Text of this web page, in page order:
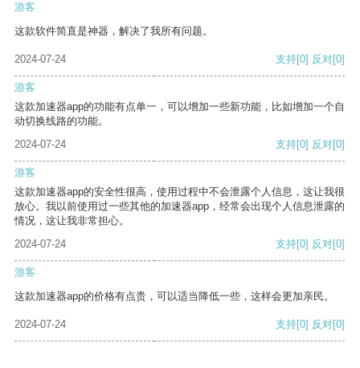
游客
这款软件简直是神器，解决了我所有问题。
2024-07-24 支持[0] 反对[0]
游客
这款加速器app的功能有点单一，可以增加一些新功能，比如增加一个自
动切换线路的功能。
2024-07-24
支持[0] 反对[0]
游客
这款加速器app的安全性很高，使用过程中不会泄露个人信息，这让我很
放心。我以前使用过一些其他的加速器app，经常会出现个人信息泄露的
情况，这让我非常担心。
2024-07-24
支持[0] 反对[0]
游客
这款加速器app的价格有点贵，可以适当降低一些，这样会更加亲民。
2024-07-24 支持[0] 反对[0]